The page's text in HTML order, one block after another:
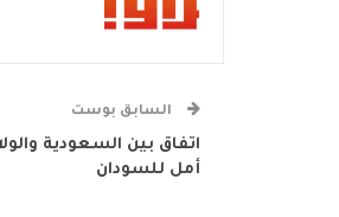
السابق بوست
اتفاق بين السعودية
أمل للسودان